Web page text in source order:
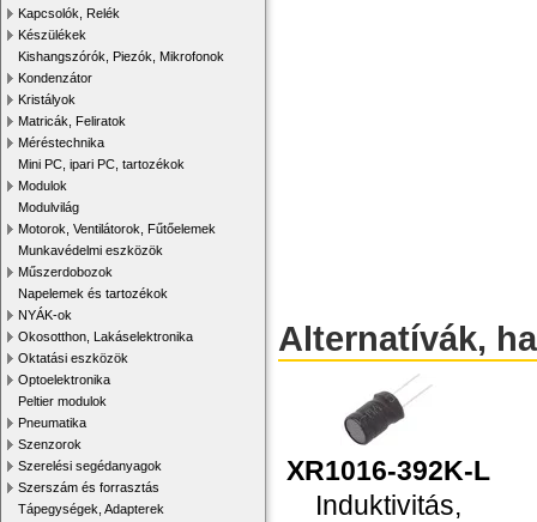
Kapcsolók, Relék
Készülékek
Kishangszórók, Piezók, Mikrofonok
Kondenzátor
Kristályok
Matricák, Feliratok
Méréstechnika
Mini PC, ipari PC, tartozékok
Modulok
Modulvilág
Motorok, Ventilátorok, Fűtőelemek
Munkavédelmi eszközök
Műszerdobozok
Napelemek és tartozékok
NYÁK-ok
Okosotthon, Lakáselektronika
Oktatási eszközök
Optoelektronika
Peltier modulok
Pneumatika
Szenzorok
Szerelési segédanyagok
Szerszám és forrasztás
Tápegységek, Adapterek
Alternatívák,
XR1016-392K-L
Induktivitás,